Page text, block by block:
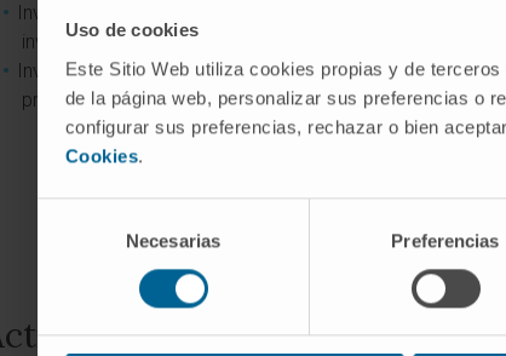
Uso de cookies
Este Sitio Web utiliza cookies propias y de
de la página web, personalizar sus preferencias o
configurar sus preferencias, rechazar o bien
Cookies.
consentimiento
Necesarias Preferencias
Investigadora principal de 1 proyecto de
investigación.
Investigadora colaboradora en 3
proyectos de investigación..